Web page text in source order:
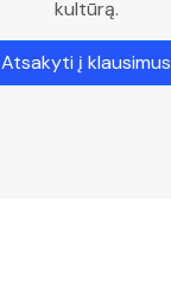
kultūrą.
Atsakyti į klausimus